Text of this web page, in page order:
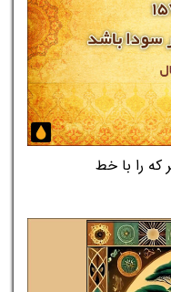
هر که را با خط